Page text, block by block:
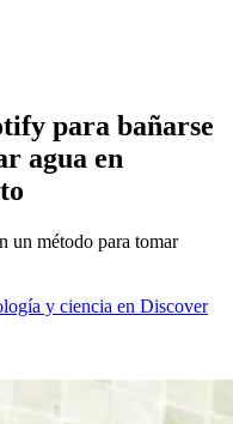
para bañarse
agua en
un método para tomar
y ciencia en Discover